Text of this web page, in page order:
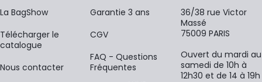
La BagShow
​Télécharger le
catalogue
Nous contacter
Garantie 3 ans
CGV
FAQ - Questions
Fréquentes
36/38 rue Victor
Massé
75009 PARIS
Ouvert du mardi au
samedi de 10h à
12h30 et de 14 à 19h